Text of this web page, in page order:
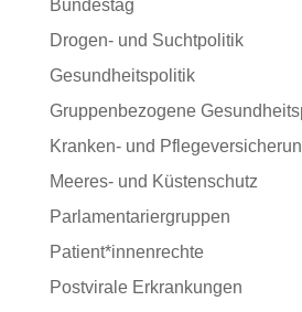
Bundestag
Drogen- und Suchtpolitik
Gesundheitspolitik
Gruppenbezogene
Kranken- und
Meeres- und Küstenschutz
Parlamentariergruppen
Patient*innenrechte
Postvirale Erkrankungen